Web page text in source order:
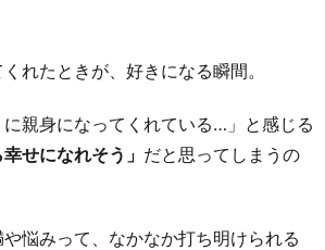
れたときが、好きになる瞬間。
に親身になってくれている…」と感じる
せになれそう」 だと思ってしまうの
悩みって、なかなか打ち明けられる